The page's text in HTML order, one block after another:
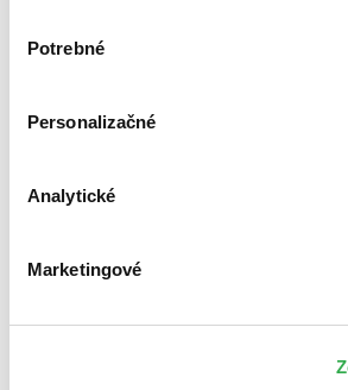
keby sme mohli používať všetky tieto
súhlasu
Potrebné
Personalizačné
Analytické
Marketingové
Novinky
Zrušiť filtre
Autor Marina Čarnogurská